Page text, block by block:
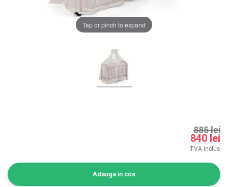
BABY MONITORS
HRANIRE SI DIVERSIFICARE
INGRIJIRE PERSONALA
Tap or pinch to expand
885 lei
840 lei
TVA inclus
Adauga in cos
Alege culoarea cadrului